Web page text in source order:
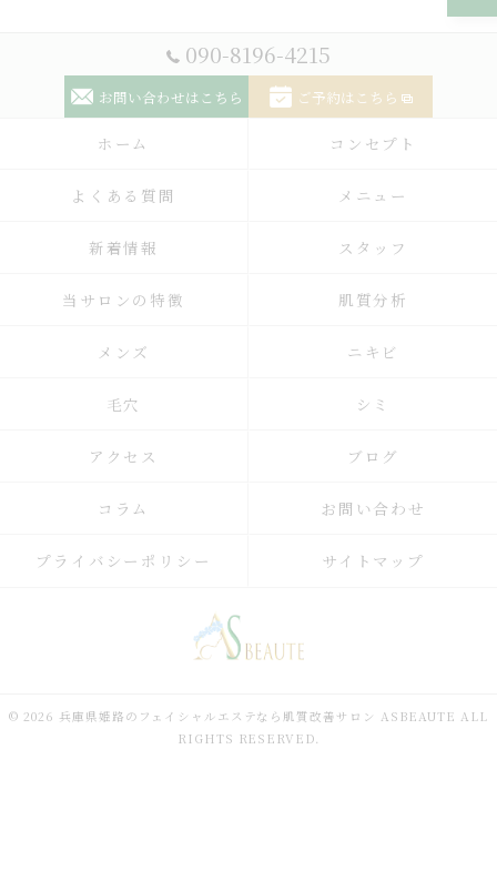
090-8196-4215
お問い合わせはこちら ご予約はこちら
ホーム コンセプト
よくある質問 メニュー
新着情報 スタッフ
当サロンの特徴 肌質分析
メンズ ニキビ
毛穴 シミ
アクセス ブログ
コラム お問い合わせ
プライバシーポリシー サイトマップ
© 2026 兵庫県姫路のフェイシャルエステなら肌質改善サロン ASBEAUTE ALL
RIGHTS RESERVED.